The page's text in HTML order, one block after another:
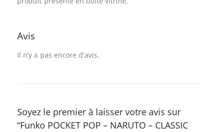
Avis
Il n’y a pas encore d’avis.
Soyez le premier à laisser votre avis sur
“Funko POCKET POP – NARUTO – CLASSIC